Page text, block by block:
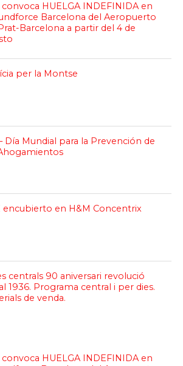
convoca HUELGA INDEFINIDA en
Barcelona del Aeropuerto
Barcelona a partir del 4 de
per la Montse
Día Mundial para la Prevención de
encubierto en H&M Concentrix
centrals 90 aniversari revolució
1936. Programa central i per dies.
de venda.
convoca HUELGA INDEFINIDA en